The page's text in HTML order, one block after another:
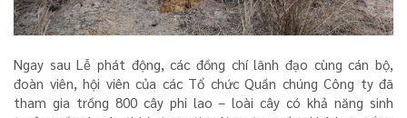
Ngay sau Lễ phát động, các đồng chí lãnh đạo cùng cán bộ,
đoàn viên, hội viên của các Tổ chức Quần chúng Công ty đã
tham gia trồng 800 cây phi lao – loài cây có khả năng sinh